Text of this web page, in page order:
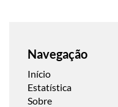
Navegação
Início
Estatística
Sobre